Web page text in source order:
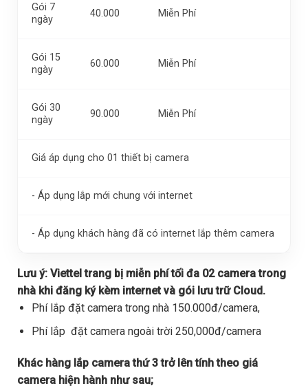
Gói 7
ngày
40.000 Miễn Phí
Gói 15
ngày
60.000 Miễn Phí
Gói 30
ngày
90.000 Miễn Phí
Giá áp dụng cho 01 thiết bị camera
- Áp dụng lắp mới chung với internet
- Áp dụng khách hàng đã có internet lắp thêm camera
Lưu ý: Viettel trang bị miễn phí tối đa 02 camera trong
nhà khi đăng ký kèm internet và gói lưu trữ Cloud.
Phí lắp đặt camera trong nhà 150.000đ/camera,
Phí lắp đặt camera ngoài trời 250,000đ/camera
Khác hàng lắp camera thứ 3 trở lên tính theo giá
camera hiện hành như sau;